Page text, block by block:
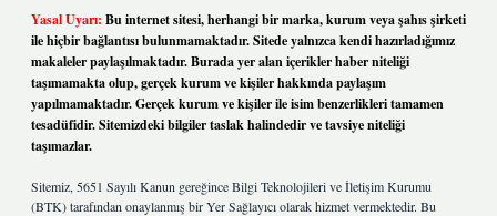
Yasal Uyarı: Bu internet sitesi, herhangi bir marka, kurum veya şahıs şirketi
ile hiçbir bağlantısı bulunmamaktadır. Sitede yalnızca kendi hazırladığımız
makaleler paylaşılmaktadır. Burada yer alan içerikler haber niteliği
taşımamakta olup, gerçek kurum ve kişiler hakkında paylaşım
yapılmamaktadır. Gerçek kurum ve kişiler ile isim benzerlikleri tamamen
tesadüfidir. Sitemizdeki bilgiler taslak halindedir ve tavsiye niteliği
taşımazlar.
Sitemiz, 5651 Sayılı Kanun gereğince Bilgi Teknolojileri ve İletişim Kurumu
(BTK) tarafından onaylanmış bir Yer Sağlayıcı olarak hizmet vermektedir. Bu